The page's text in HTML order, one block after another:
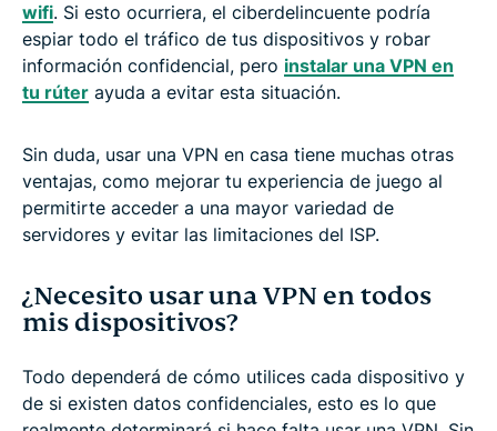
wifi. Si esto ocurriera, el ciberdelincuente podría
espiar todo el tráfico de tus dispositivos y robar
información confidencial, pero instalar una VPN en
tu rúter ayuda a evitar esta situación.
Sin duda, usar una VPN en casa tiene muchas otras
ventajas, como mejorar tu experiencia de juego al
permitirte acceder a una mayor variedad de
servidores y evitar las limitaciones del ISP.
¿Necesito usar una VPN en todos
mis dispositivos?
Todo dependerá de cómo utilices cada dispositivo y
de si existen datos confidenciales, esto es lo que